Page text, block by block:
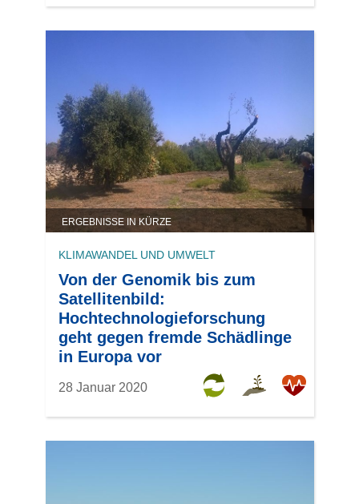
ERGEBNISSE IN KÜRZE
KLIMAWANDEL UND UMWELT
Von der Genomik bis zum
Satellitenbild:
Hochtechnologieforschung
geht gegen fremde Schädlinge
in Europa vor
28 Januar 2020